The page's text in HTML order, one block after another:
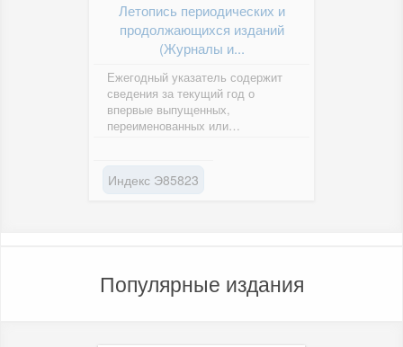
Летопись периодических и
продолжающихся изданий
(Журналы и...
Ежегодный указатель содержит
сведения за текущий год о
впервые выпущенных,
переименованных или
газетах....
Индекс Э85823
Популярные издания